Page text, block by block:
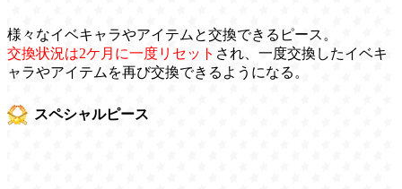
様々なイベキャラやアイテムと交換できるピース。
交換状況は2ケ月に一度リセット され、一度交換したイベキ
ャラやアイテムを再び交換できるようになる。
スペシャルピース